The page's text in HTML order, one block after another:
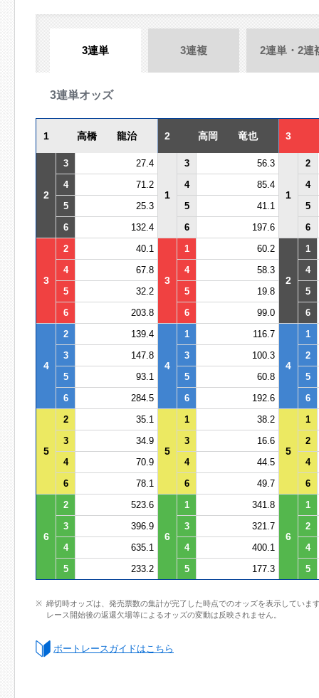
3連単 3連複 2連単・2連
3連単オッズ
1 高橋 龍治 2 高岡 竜也 3
2
3 27.4
1
3 56.3
1
2
4
71.2 4 85.4
4
5
25.3 5 41.1
5
6
132.4 6 197.6 6
3
2 40.1
3
1 60.2
2
1
4
67.8 4 58.3
4
5
32.2 5 19.8
5
6
203.8 6 99.0 6
4
2 139.4
4
1 116.7
4
1
3
147.8 3 100.3
2
5
93.1 5 60.8
5
6
284.5 6 192.6 6
5
2 35.1
5
1 38.2
5
1
3
34.9 3 16.6
2
4
70.9 4 44.5
4
6
78.1 6 49.7 6
6
2 523.6
6
1 341.8
6
1
3
396.9 3 321.7
2
4
635.1 4 400.1
4
5
233.2 5 177.3 5
締切時オッズは、発売票数の集計が完了した時点でのオッズを表示していま
レース開始後の返還欠場等によるオッズの変動は反映されません。
ボートレースガイドはこちら